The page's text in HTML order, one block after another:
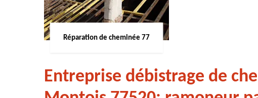
Réparation de cheminée 77
Entreprise débistrage de